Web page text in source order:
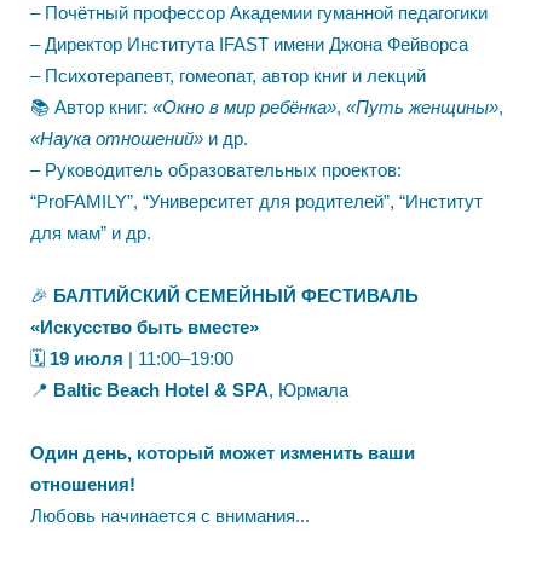
– Почётный профессор Академии гуманной педагогики
– Директор Института IFAST имени Джона Фейворса
– Психотерапевт, гомеопат, автор книг и лекций
📚 Автор книг:«Окно в мир ребёнка»,«Путь женщины»,
«Наука отношений» и др.
– Руководитель образовательных проектов:
“ProFAMILY”, “Университет для родителей”, “Институт
для мам” и др.
🎉 БАЛТИЙСКИЙ СЕМЕЙНЫЙ ФЕСТИВАЛЬ
«Искусство быть вместе»
🗓️ 19 июля | 11:00–19:00
📍 Baltic Beach Hotel & SPA, Юрмала
Один день, который может изменить ваши
отношения!
Любовь начинается с внимания...